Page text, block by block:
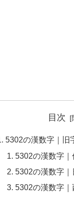
目次
5302の漢数字｜旧
5302の漢数字
5302の漢数字｜
5302の漢数字｜